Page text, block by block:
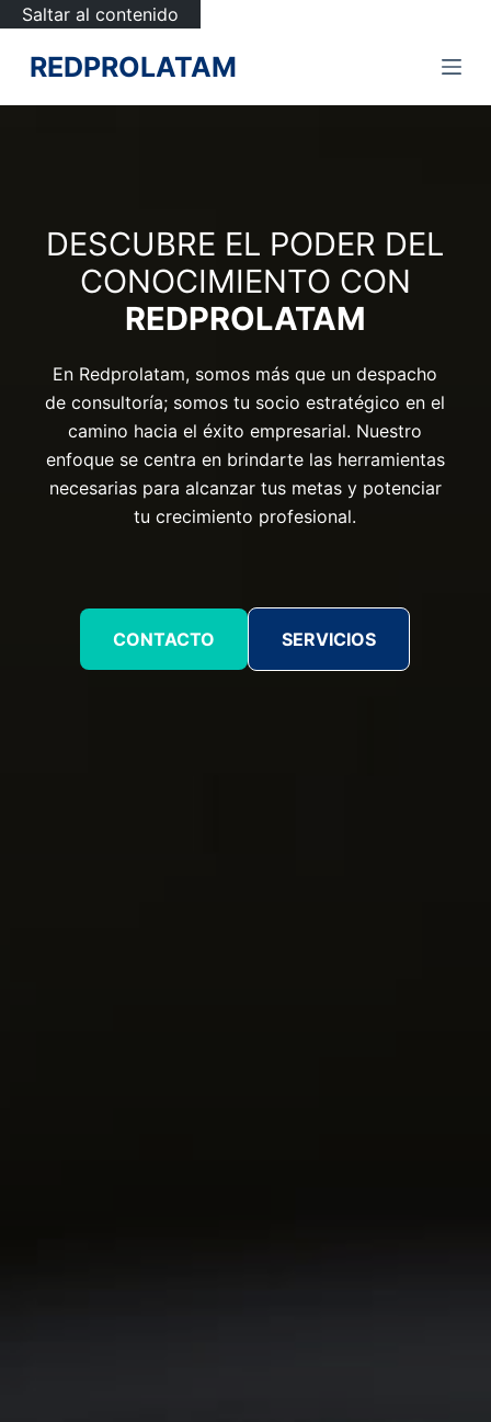
Saltar al contenido
REDPROLATAM
DESCUBRE EL PODER DEL
CONOCIMIENTO CON
REDPROLATAM
En Redprolatam, somos más que un despacho
de consultoría; somos tu socio estratégico en el
camino hacia el éxito empresarial. Nuestro
enfoque se centra en brindarte las herramientas
necesarias para alcanzar tus metas y potenciar
tu crecimiento profesional.
CONTACTO SERVICIOS